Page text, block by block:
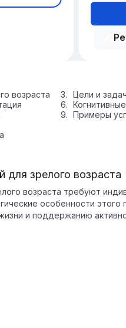
возраста
Цели и
Примеры
для зрелого возраста
возраста требуют
особенности
и поддержанию